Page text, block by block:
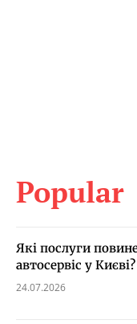
Popular
Які послуги
автосервіс у Києві?
24.07.2026